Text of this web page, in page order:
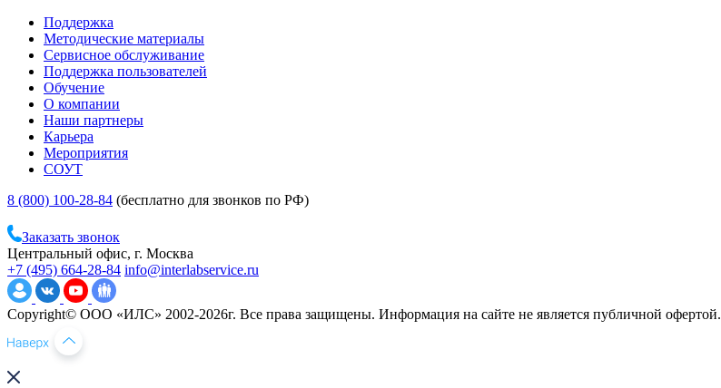
Поддержка
Методические материалы
Сервисное обслуживание
Поддержка пользователей
Обучение
О компании
Наши партнеры
Карьера
Мероприятия
СОУТ
8 (800) 100-28-84 (бесплатно для звонков по РФ)
Заказать звонок
Центральный офис, г. Москва
+7 (495) 664-28-84 info@interlabservice.ru
Copyright© ООО «ИЛС» 2002-2026г. Все права защищены. Информация на сайте не является публичной офертой.